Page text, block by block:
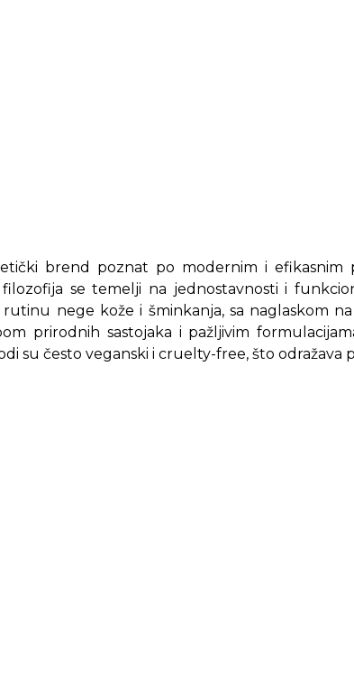
brend poznat po modernim i efikasnim
filozofija se temelji na jednostavnosti i
nege kože i šminkanja, sa naglaskom
prirodnih sastojaka i pažljivim
su često veganski i cruelty-free, što odražava